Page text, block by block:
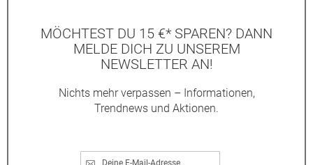
MÖCHTEST DU 15 €* SPAREN? DANN
MELDE DICH ZU UNSEREM
NEWSLETTER AN!
Nichts mehr verpassen – Informationen,
Trendnews und Aktionen.